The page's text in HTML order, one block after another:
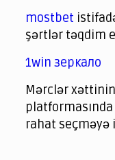
spintiger
Avabet
Spinrise
Crown Green
Crowngreen
슈가 러쉬1000
crazy time
parimatch.kr
winorio
winorio casino
winorio
mostbet
şərtlər təqdim
1win зеркало
Mərclər
rahat seçməyə